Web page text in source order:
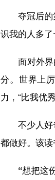
夺冠后的第
识我的人多了
面对外界
分。世界上
力，“比我优
不少人好奇
都做好。该
“想把这份